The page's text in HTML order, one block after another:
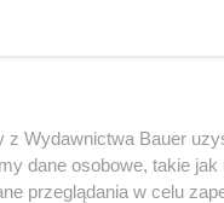
z Wydawnictwa Bauer
dane osobowe, takie jak
przeglądania w celu